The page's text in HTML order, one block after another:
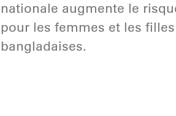
nationale augmente le
pour les femmes et les
bangladaises.